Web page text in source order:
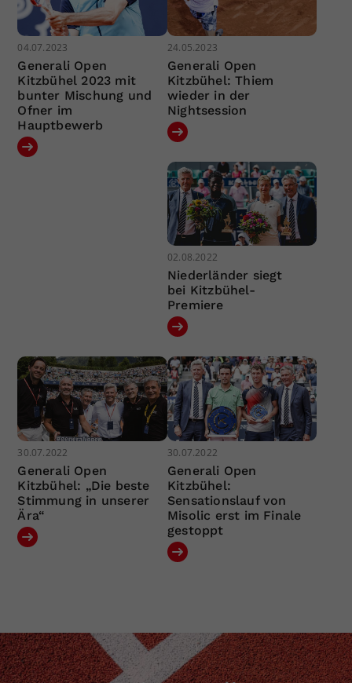
04.07.2023
Generali Open
Kitzbühel 2023 mit
bunter Mischung und
Ofner im
Hauptbewerb
24.05.2023
Generali Open
Kitzbühel: Thiem
wieder in der
Nightsession
02.08.2022
Niederländer siegt
bei Kitzbühel-
Premiere
30.07.2022
Generali Open
Kitzbühel: „Die beste
Stimmung in unserer
Ära“
30.07.2022
Generali Open
Kitzbühel:
Sensationslauf von
Misolic erst im Finale
gestoppt